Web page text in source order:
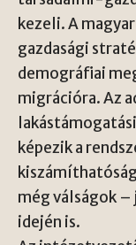
kezeli. A
gazdasági
demográfiai
migrációra. Az
képezik a
még válságok –
idején is.